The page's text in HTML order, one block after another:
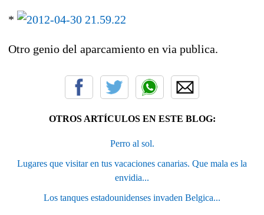
*
Otro genio del aparcamiento en via publica.
OTROS ARTÍCULOS EN ESTE BLOG:
Perro al sol.
Lugares que visitar en tus vacaciones canarias. Que mala es la
envidia...
Los tanques estadounidenses invaden Belgica...